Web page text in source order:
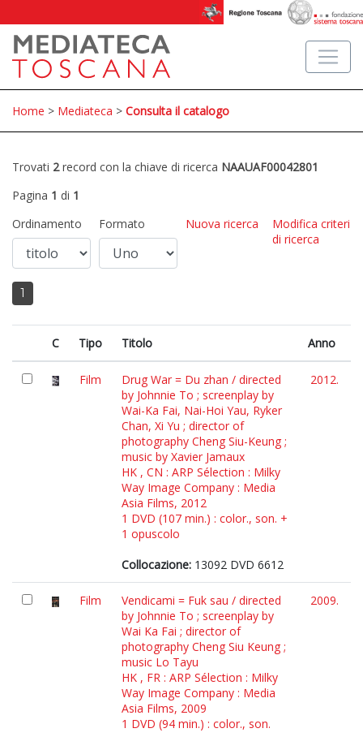
Home > Mediateca > Consulta il catalogo
Trovati 2record con la chiave di ricerca NAAUAF00042801
Pagina 1 di 1
Ordinamento
Formato Nuova ricerca
Modifica criteri
di ricerca
1
C Tipo Titolo Anno
Film
Drug War = Du zhan / directed
by Johnnie To ; screenplay by
Wai-Ka Fai, Nai-Hoi Yau, Ryker
Chan, Xi Yu ; director of
photography Cheng Siu-Keung ;
music by Xavier Jamaux
HK , CN : ARP Sélection : Milky
Way Image Company : Media
Asia Films, 2012
1 DVD (107 min.) : color., son. +
1 opuscolo
Collocazione: 13092 DVD 6612
2012.
Film
Vendicami = Fuk sau / directed
by Johnnie To ; screenplay by
Wai Ka Fai ; director of
photography Cheng Siu Keung ;
music Lo Tayu
HK , FR : ARP Sélection : Milky
Way Image Company : Media
Asia Films, 2009
1 DVD (94 min.) : color., son.
2009.